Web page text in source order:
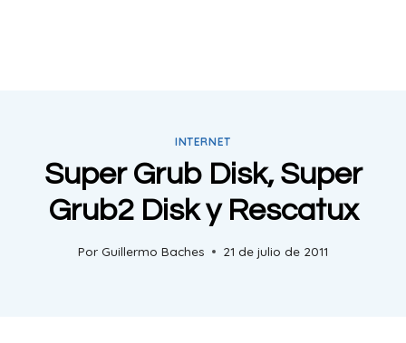
INTERNET
Super Grub Disk, Super
Grub2 Disk y Rescatux
Por Guillermo Baches 21 de julio de 2011